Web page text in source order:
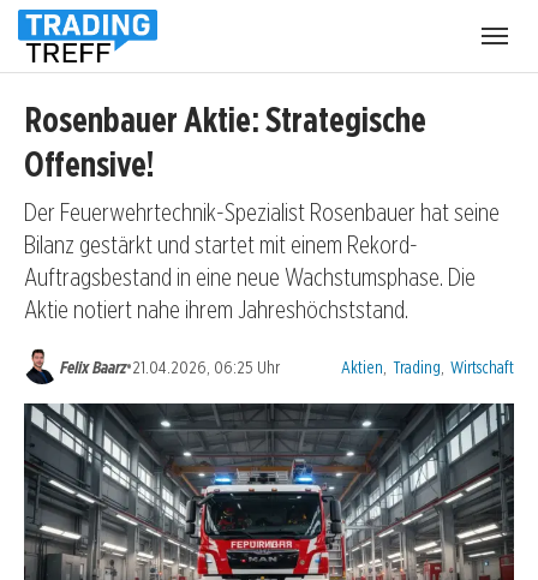
Rosenbauer Aktie: Strategische
Offensive!
Der Feuerwehrtechnik-Spezialist Rosenbauer hat seine
Bilanz gestärkt und startet mit einem Rekord-
Auftragsbestand in eine neue Wachstumsphase. Die
Aktie notiert nahe ihrem Jahreshöchststand.
Felix Baarz•21.04.2026, 06:25 Uhr Kategorien:
Aktien Trading Wirtschaft